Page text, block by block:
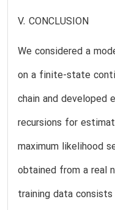
V. CONCLUSION
We considered a
on a finite-state
chain and developed
recursions for
maximum likelihood
obtained from a real
training data